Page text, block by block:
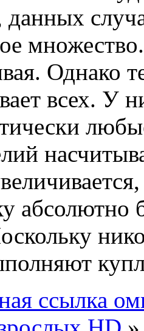
данных
Однако
всех. У
абсолютно
ссылка